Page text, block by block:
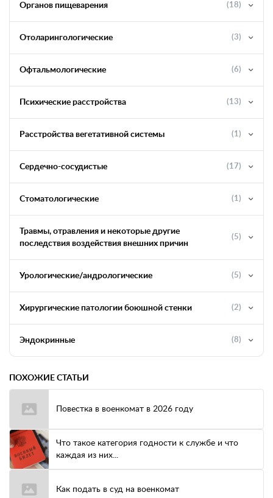
Органов пищеварения (18)
Отоларингологические (3)
Офтальмологические (6)
Психические расстройства (13)
Расстройства вегетативной системы (1)
Сердечно-сосудистые (17)
Стоматологические (1)
Травмы, отравления и некоторые другие
последствия воздействия внешних причин
(5)
Урологические/андрологические (5)
Хирургические патологии боюшной стенки (2)
Эндокринные (8)
ПОХОЖИЕ СТАТЬИ
Повестка в военкомат в 2026 году
Что такое категория годности к службе и что
каждая из них...
Как подать в суд на военкомат